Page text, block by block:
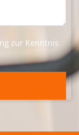
zur Kenntnis